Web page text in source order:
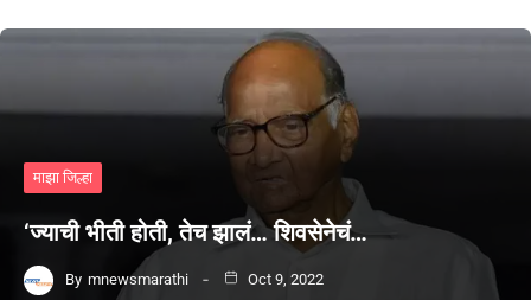
माझा जिल्हा
‘ज्याची भीती होती, तेच झालं… शिवसेनेचं…
By mnewsmarathi Oct 9, 2022